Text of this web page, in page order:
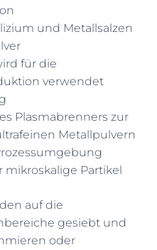
und Metallsalzen
für die
verwendet
Plasmabrenners zur
Metallpulvern
mikroskalige Partikel
auf die
gesiebt und
oder